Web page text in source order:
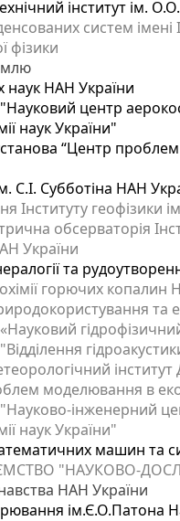
інститут ім.
систем
фізики
наук НАН України
центр
наук України"
“Центр проблем
С.І. Субботіна НАН
Інституту геофізики
обсерваторія
України
та
горючих
та
моделювання в
інженерний
наук України"
машин та
"НАУКОВО-
НАН України
ім.Є.О.Патона